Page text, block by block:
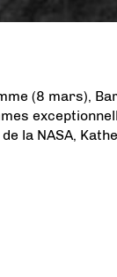
(8 mars),
la NASA,